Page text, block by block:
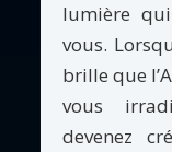
lumière
vous.
brille que
vous
devenez